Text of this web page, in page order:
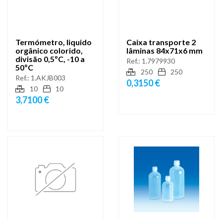
Termómetro, liquido
orgânico colorido,
divisão 0,5ºC, -10 a
50ºC
Ref.: 1.AKJB003
10
10
3,7100 €
Caixa transporte 2
lâminas 84x71x6 mm
Ref.: 1.7979930
250
250
0,3150 €